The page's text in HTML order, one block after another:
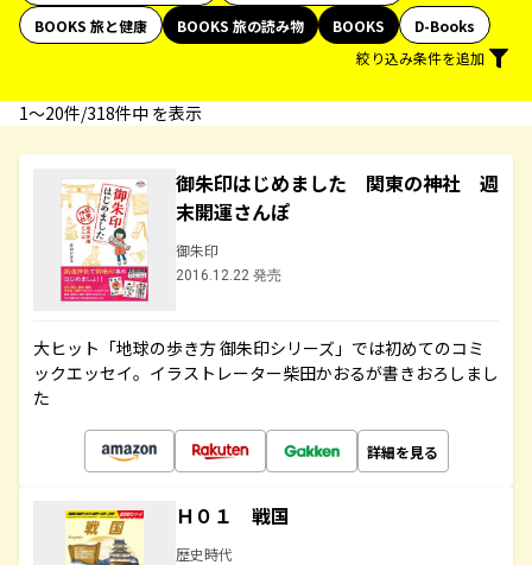
BOOKS 旅と健康
BOOKS 旅の読み物 BOOKS
D-Books
絞り込み条件を追加
1〜20件/318件中 を表示
御朱印はじめました 関東の神社 週
末開運さんぽ
御朱印
2016.12.22 発売
大ヒット「地球の歩き方 御朱印シリーズ」では初めてのコミ
ックエッセイ。イラストレーター柴田かおるが書きおろしまし
た
詳細を見る
Ｈ０１ 戦国
歴史時代